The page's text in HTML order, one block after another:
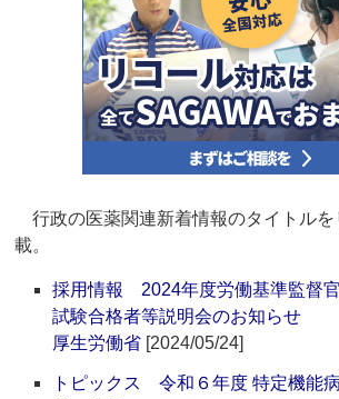
行政の医薬関連新着情報のタイトルを
載。
採用情報 2024年度労働基準監督
試験合格者等説明会のお知らせ
厚生労働省 [2024/05/24]
トピックス 令和６年度 特定機能